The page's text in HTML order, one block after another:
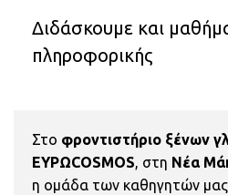
Διδάσκουμε και
πληροφορικής
Στο φροντιστήριο ξένων
EΥΡΩCOSMOS, στη Νέα
η ομάδα των καθηγητών μας